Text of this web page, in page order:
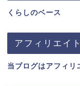
くらしのベース
アフィリエイ
当ブログはアフィリ